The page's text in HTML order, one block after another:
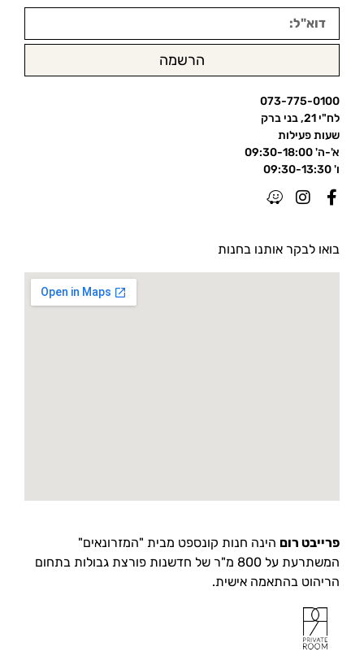
הרשמה
073-775-0100
לח"י 21, בני ברק
שעות פעילות
א'-ה' 09:30-18:00
ו' 09:30-13:30
בואו לבקר אותנו בחנות
פרייבט רום הינה חנות קונספט מבית "המזרונאים"
המשתרעת על 800 מ"ר של חדשנות פורצת גבולות בתחום
הריהוט בהתאמה אישית.